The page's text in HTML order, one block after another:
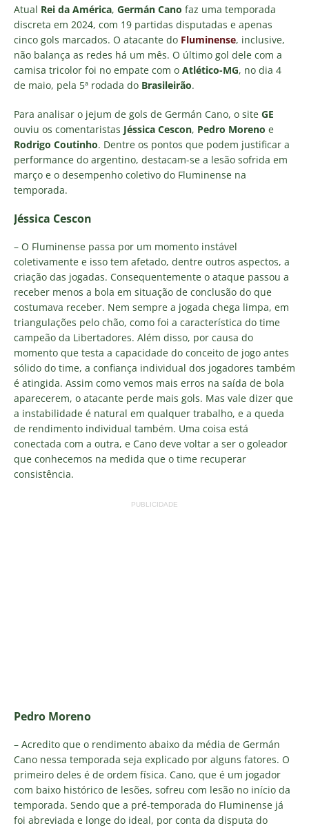
Atual Rei da América, Germán Cano faz uma temporada
discreta em 2024, com 19 partidas disputadas e apenas
cinco gols marcados. O atacante do Fluminense, inclusive,
não balança as redes há um mês. O último gol dele com a
camisa tricolor foi no empate com o Atlético-MG, no dia 4
de maio, pela 5ª rodada do Brasileirão.
Para analisar o jejum de gols de Germán Cano, o site GE
ouviu os comentaristas Jéssica Cescon, Pedro Moreno e
Rodrigo Coutinho. Dentre os pontos que podem justificar a
performance do argentino, destacam-se a lesão sofrida em
março e o desempenho coletivo do Fluminense na
temporada.
Jéssica Cescon
– O Fluminense passa por um momento instável
coletivamente e isso tem afetado, dentre outros aspectos, a
criação das jogadas. Consequentemente o ataque passou a
receber menos a bola em situação de conclusão do que
costumava receber. Nem sempre a jogada chega limpa, em
triangulações pelo chão, como foi a característica do time
campeão da Libertadores. Além disso, por causa do
momento que testa a capacidade do conceito de jogo antes
sólido do time, a confiança individual dos jogadores também
é atingida. Assim como vemos mais erros na saída de bola
aparecerem, o atacante perde mais gols. Mas vale dizer que
a instabilidade é natural em qualquer trabalho, e a queda
de rendimento individual também. Uma coisa está
conectada com a outra, e Cano deve voltar a ser o goleador
que conhecemos na medida que o time recuperar
consistência.
PUBLICIDADE
Pedro Moreno
– Acredito que o rendimento abaixo da média de Germán
Cano nessa temporada seja explicado por alguns fatores. O
primeiro deles é de ordem física. Cano, que é um jogador
com baixo histórico de lesões, sofreu com lesão no início da
temporada. Sendo que a pré-temporada do Fluminense já
foi abreviada e longe do ideal, por conta da disputa do